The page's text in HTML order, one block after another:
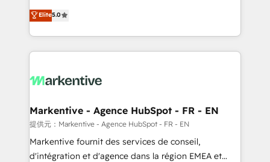
ンツとサイト構造を最適化。 🏆 なぜ100incを選ぶの
か？ ✓ HubSpot Eliteパートナー認定 ✓ HubSpotアワ
ード受賞・HUGリーダー ✓ ISO27001:2022 /
HubSpot大百科 出版 CRM・AI活用に関するご相談、現
せください。
expertise. - A team of 250+ experts dedicated to
your resilient growth.
companies activate HubSpot’s AI-powered
customer platform and operationalize HubSpot’s
Loop Marketing framework through expert-led
services, smart agents, and purpose-built apps,
results, fast. ⚙️CRM & RevOps: Align all Hubs to your
🎯Demand Gen & ABM: Drive pipeline with inbound,
ABM, AEO, SEO, & paid media. 👩‍💻Web Design:
Build high-performing websites with UX, messaging,
& conversion strategy that drive results. 🤖AI
Elite5.0
Markentive - Agence HubSpot - FR - EN
提供元：Markentive - Agence HubSpot - FR - EN
Markentive fournit des services de conseil,
d'intégration et d'agence dans la région EMEA et